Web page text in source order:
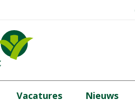
Vacatures Nieuws